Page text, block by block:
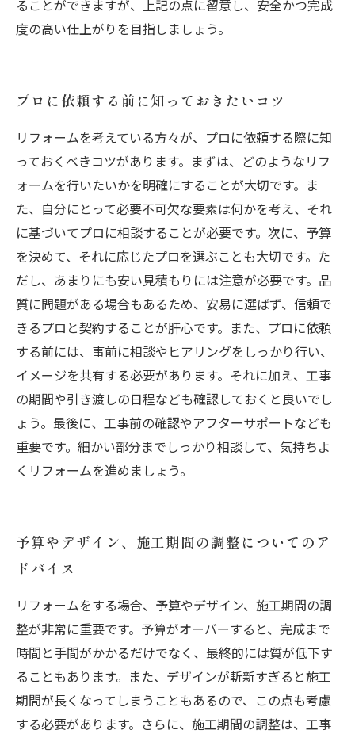
ることができますが、上記の点に留意し、安全かつ完成
度の高い仕上がりを目指しましょう。
プロに依頼する前に知っておきたいコツ
リフォームを考えている方々が、プロに依頼する際に知
っておくべきコツがあります。まずは、どのようなリフ
ォームを行いたいかを明確にすることが大切です。ま
た、自分にとって必要不可欠な要素は何かを考え、それ
に基づいてプロに相談することが必要です。次に、予算
を決めて、それに応じたプロを選ぶことも大切です。た
だし、あまりにも安い見積もりには注意が必要です。品
質に問題がある場合もあるため、安易に選ばず、信頼で
きるプロと契約することが肝心です。また、プロに依頼
する前には、事前に相談やヒアリングをしっかり行い、
イメージを共有する必要があります。それに加え、工事
の期間や引き渡しの日程なども確認しておくと良いでし
ょう。最後に、工事前の確認やアフターサポートなども
重要です。細かい部分までしっかり相談して、気持ちよ
くリフォームを進めましょう。
予算やデザイン、施工期間の調整についてのア
ドバイス
リフォームをする場合、予算やデザイン、施工期間の調
整が非常に重要です。予算がオーバーすると、完成まで
時間と手間がかかるだけでなく、最終的には質が低下す
ることもあります。また、デザインが斬新すぎると施工
期間が長くなってしまうこともあるので、この点も考慮
する必要があります。さらに、施工期間の調整は、工事